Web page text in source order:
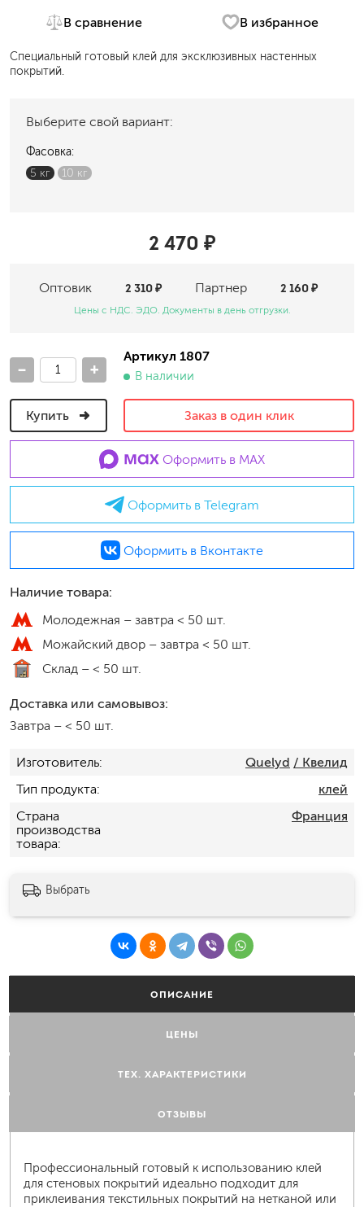
В сравнение В избранное
Специальный готовый клей для эксклюзивных настенных
покрытий.
Выберите свой вариант:
Фасовка:
5 кг
10 кг
2 470 ₽
Оптовик Партнер
2 310 ₽ 2 160 ₽
Цены с НДС. ЭДО. Документы в день отгрузки.
- +
Артикул 1807
В наличии
Купить Заказ в один клик
Оформить в MAX
Оформить в Telegram
Оформить в Вконтакте
Наличие товара:
Молодежная – завтра < 50 шт.
Можайский двор – завтра < 50 шт.
Склад – < 50 шт.
Доставка или самовывоз:
Завтра – < 50 шт.
Изготовитель Quelyd / Квелид
Тип продукта
клей
Страна
производства
товара
Франция
Выбрать
ОПИСАНИЕ
ЦЕНЫ
ТЕХ. ХАРАКТЕРИСТИКИ
ОТЗЫВЫ
Профессиональный готовый к использованию клей
для стеновых покрытий идеально подходит для
приклеивания текстильных покрытий на нетканой или